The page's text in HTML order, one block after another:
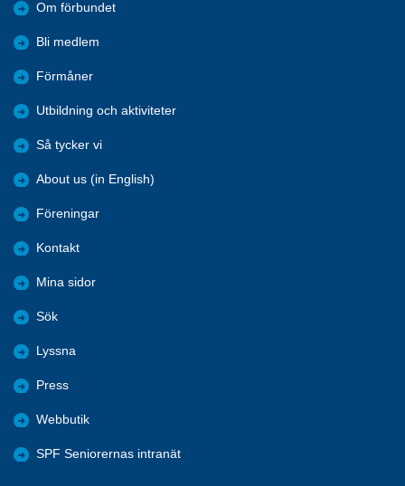
Om förbundet
Bli medlem
Förmåner
Utbildning och aktiviteter
Så tycker vi
About us (in English)
Föreningar
Kontakt
Mina sidor
Sök
Lyssna
Press
Webbutik
SPF Seniorernas intranät